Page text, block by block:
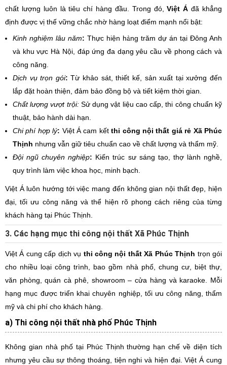
chất lượng luôn là tiêu chí hàng đầu. Trong đó,Việt Á đã khẳng
định được vị thế vững chắc nhờ hàng loạt điểm mạnh nổi bật:
Kinh nghiệm lâu năm: Thực hiện hàng trăm dự án tại Đông Anh
và khu vực Hà Nội, đáp ứng đa dạng yêu cầu về phong cách và
công năng.
Dịch vụ trọn gói: Từ khảo sát, thiết kế, sản xuất tại xưởng đến
lắp đặt hoàn thiện, đảm bảo đồng bộ và tiết kiệm thời gian.
Chất lượng vượt trội:Sử dụng vật liệu cao cấp, thi công chuẩn kỹ
thuật, bảo hành dài hạn.
Chi phí hợp lý: Việt Á cam kếtthi công nội thất giá rẻ Xã Phúc
Thịnh nhưng vẫn giữ tiêu chuẩn cao về chất lượng và thẩm mỹ.
Đội ngũ chuyên nghiệp: Kiến trúc sư sáng tạo, thợ lành nghề,
quy trình làm việc khoa học, minh bạch.
Việt Á luôn hướng tới việc mang đến không gian nội thất đẹp, hiện
đại, tối ưu công năng và thể hiện rõ phong cách riêng của từng
khách hàng tại Phúc Thịnh.
3. Các hạng mục thi công nội thất Xã Phúc Thịnh
Việt Á cung cấp dịch vụ thi công nội thất Xã Phúc Thịnh trọn gói
cho nhiều loại công trình, bao gồm nhà phố, chung cư, biệt thự,
văn phòng, quán cà phê, showroom – cửa hàng và karaoke. Mỗi
hạng mục được triển khai chuyên nghiệp, tối ưu công năng, thẩm
mỹ và chi phí cho khách hàng.
a) Thi công nội thất nhà phố Phúc Thịnh
Không gian nhà phố tại Phúc Thịnh thường hạn chế về diện tích
nhưng yêu cầu sự thông thoáng, tiện nghi và hiện đại. Việt Á cung